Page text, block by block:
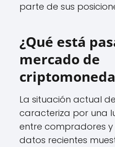
parte de sus
¿Qué está
mercado de
La situación actual
caracteriza por una
entre compradores y
datos recientes